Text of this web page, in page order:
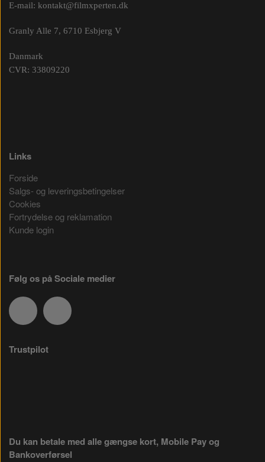
E-mail: kontakt@filmxperten.dk
Granly Alle 7, 6710 Esbjerg V
Danmark
CVR: 33809220
Links
Forside
Salgs- og leveringsbetingelser
Cookies
Fortrydelse og reklamation
Kunde login
Følg os på Sociale medier
Trustpilot
Du kan betale med alle gængse kort, Mobile Pay og
Bankoverførsel